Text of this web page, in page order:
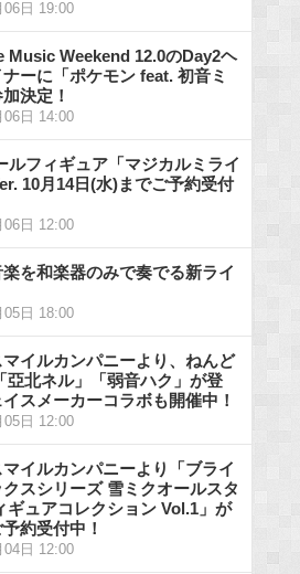
06日 19:00
Music Weekend 12.0のDay2ヘ
ーに「ポケモン feat. 初音ミ
決定！
06日 14:00
ルフィギュア「マジカルミライ
10月14日(水)までご予約受付
06日 12:00
を和楽器のみで奏でる新ライ
05日 18:00
イルカンパニーより、ねんど
亞北ネル」「弱音ハク」が登
スメーカーコラボも開催中！
05日 12:00
イルカンパニーより「ブライ
スシリーズ 雪ミクオールスタ
ギュアコレクション Vol.1」が
約受付中！
04日 12:00